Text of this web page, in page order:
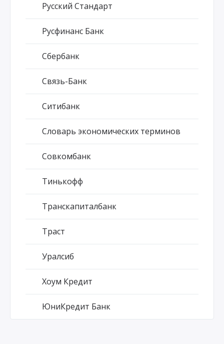
Русский Стандарт
Русфинанс Банк
Сбербанк
Связь-Банк
Ситибанк
Словарь экономических терминов
Совкомбанк
Тинькофф
Транскапиталбанк
Траст
Уралсиб
Хоум Кредит
ЮниКредит Банк